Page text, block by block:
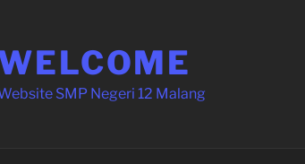
SMP Negeri 12 Malang